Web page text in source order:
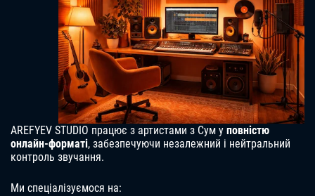
AREFYEV STUDIO працює з артистами з Сум у повністю
онлайн-форматі, забезпечуючи незалежний і нейтральний
контроль звучання.
Ми спеціалізуємося на: